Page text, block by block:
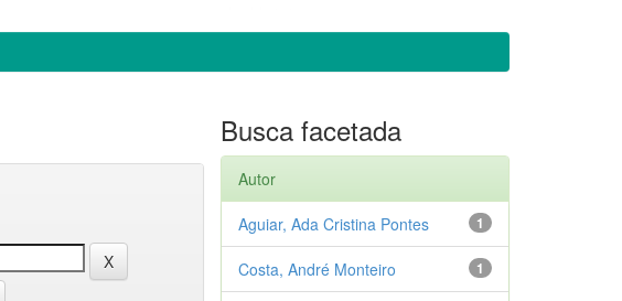
Busca facetada
Autor
1
Aguiar, Ada Cristina Pontes
1
Costa, André Monteiro